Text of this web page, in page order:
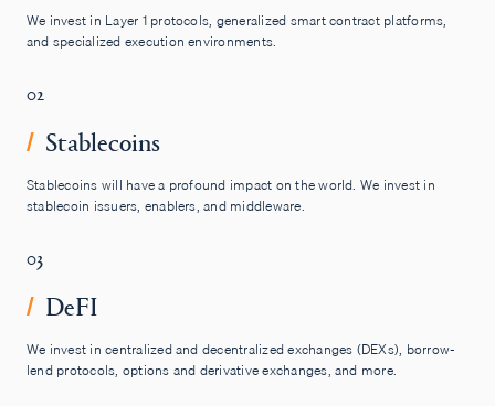
We invest in Layer 1 protocols, generalized smart contract platforms,
and specialized execution environments.
02
/ Stablecoins
Stablecoins will have a profound impact on the world. We invest in
stablecoin issuers, enablers, and middleware.
03
/ DeFI
We invest in centralized and decentralized exchanges (DEXs), borrow-
lend protocols, options and derivative exchanges, and more.